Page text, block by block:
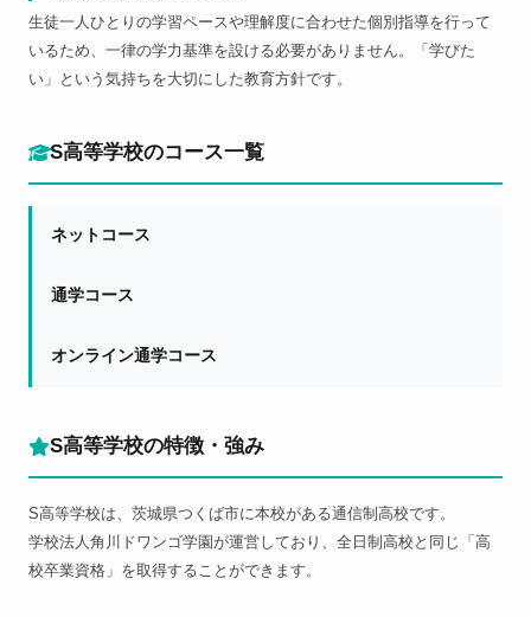
生徒一人ひとりの学習ペースや理解度に合わせた個別指導を行って
いるため、一律の学力基準を設ける必要がありません。「学びた
い」という気持ちを大切にした教育方針です。
S高等学校のコース一覧
ネットコース
通学コース
オンライン通学コース
S高等学校の特徴・強み
S高等学校は、茨城県つくば市に本校がある通信制高校です。
学校法人角川ドワンゴ学園が運営しており、全日制高校と同じ「高
校卒業資格」を取得することができます。